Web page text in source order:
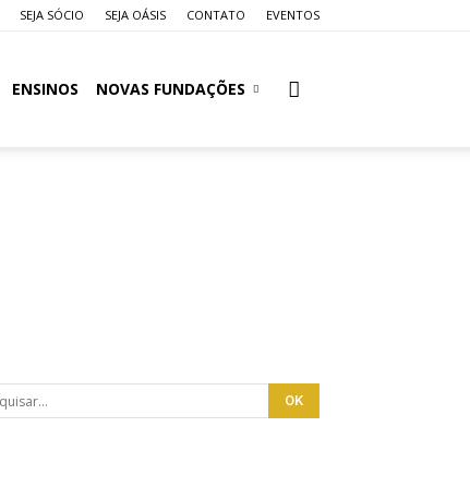
SEJA SÓCIO SEJA OÁSIS CONTATO EVENTOS
ENSINOS NOVAS FUNDAÇÕES